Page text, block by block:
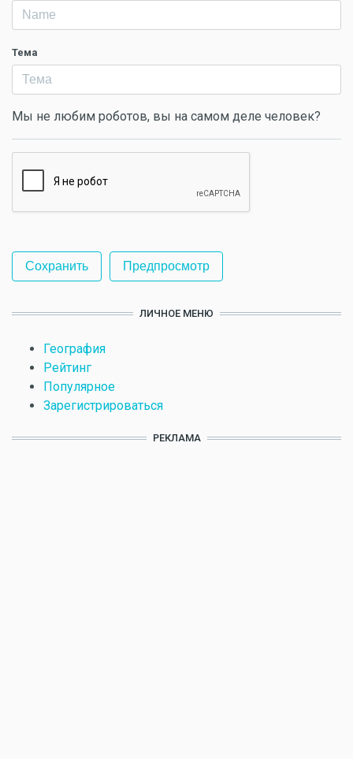
Тема
Мы не любим роботов, вы на самом деле человек?
ЛИЧНОЕ МЕНЮ
География
Рейтинг
Популярное
Зарегистрироваться
РЕКЛАМА